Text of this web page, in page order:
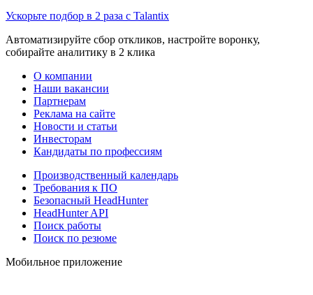
Ускорьте подбор в 2 раза с Talantix
Автоматизируйте сбор откликов, настройте воронку,
собирайте аналитику в 2 клика
О компании
Наши вакансии
Партнерам
Реклама на сайте
Новости и статьи
Инвесторам
Кандидаты по профессиям
Производственный календарь
Требования к ПО
Безопасный HeadHunter
HeadHunter API
Поиск работы
Поиск по резюме
Мобильное приложение